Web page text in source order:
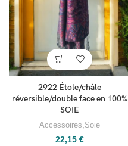
2922 Étole/châle
réversible/double face en 100%
SOIE
Accessoires Soie
22,15 €